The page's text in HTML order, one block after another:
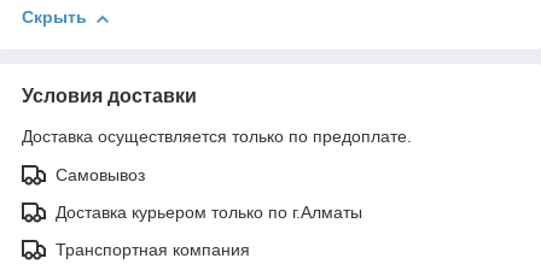
Скрыть
Условия доставки
Доставка осуществляется только по предоплате.
Самовывоз
Доставка курьером только по г.Алматы
Транспортная компания